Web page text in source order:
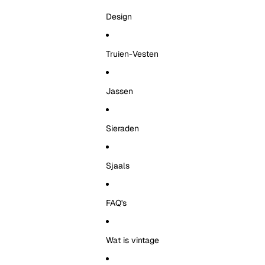
Design
Truien-Vesten
Jassen
Sieraden
Sjaals
FAQ's
Wat is vintage